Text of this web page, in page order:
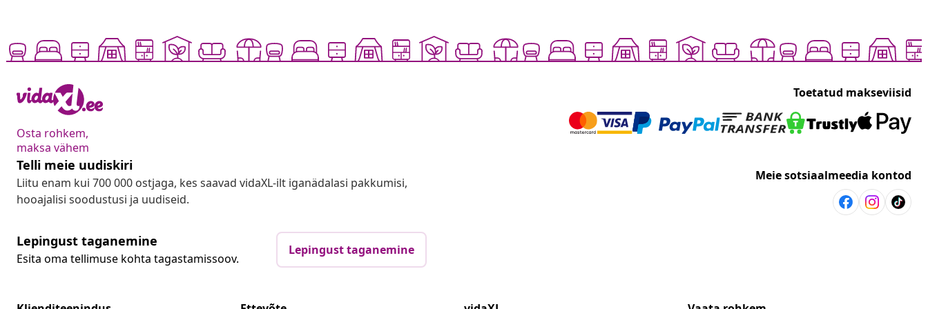
Osta rohkem,
maksa vähem
Toetatud makseviisid
Telli meie uudiskiri
Liitu enam kui 700 000 ostjaga, kes saavad vidaXL-ilt iganädalasi pakkumisi,
hooajalisi soodustusi ja uudiseid.
Meie sotsiaalmeedia kontod
Lepingust taganemine
Esita oma tellimuse kohta tagastamissoov.
Lepingust taganemine